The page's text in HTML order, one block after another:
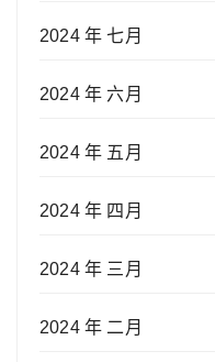
2024 年 七月
2024 年 六月
2024 年 五月
2024 年 四月
2024 年 三月
2024 年 二月